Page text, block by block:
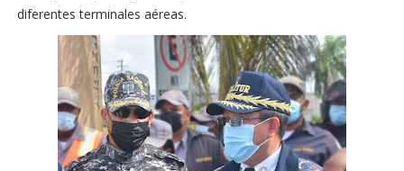
diferentes terminales aéreas.